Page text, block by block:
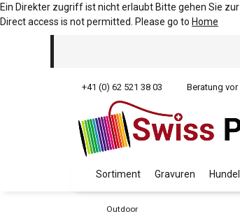
Ein Direkter zugriff ist nicht erlaubt Bitte gehen Sie zur
Direct access is not permitted. Please go to Home
+41 (0) 62 521 38 03 Beratung vor
Sortiment Gravuren
Outdoor